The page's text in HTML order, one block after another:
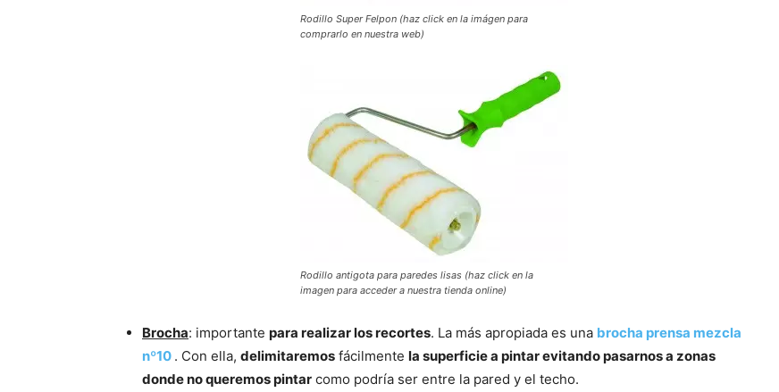
Rodillo Super Felpon (haz click en la imágen para
comprarlo en nuestra web)
Rodillo antigota para paredes lisas (haz click en la
imagen para acceder a nuestra tienda online)
Brocha: importante para realizar los recortes. La más apropiada es una brocha prensa mezcla
nº10 . Con ella, delimitaremos fácilmente la superficie a pintar evitando pasarnos a zonas
donde no queremos pintar como podría ser entre la pared y el techo.